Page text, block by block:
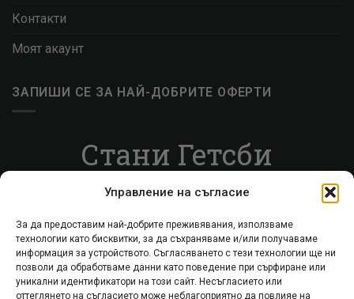
Управление на съгласие
За да предоставим най-добрите преживявания, използваме
технологии като бисквитки, за да съхраняваме и/или получаваме
информация за устройството. Съгласяването с тези технологии ще ни
позволи да обработваме данни като поведение при сърфиране или
уникални идентификатори на този сайт. Несъгласието или
оттеглянето на съгласието може неблагоприятно да повлияе на
Контакти
Моят акаунт
ЗАПИШИ СЕ ЗА НАЙ-ДОБРИТЕ ОФЕРТИ
Стани Гетсби
Запиши се за ВИП листата, за да получаваш
Запиши се